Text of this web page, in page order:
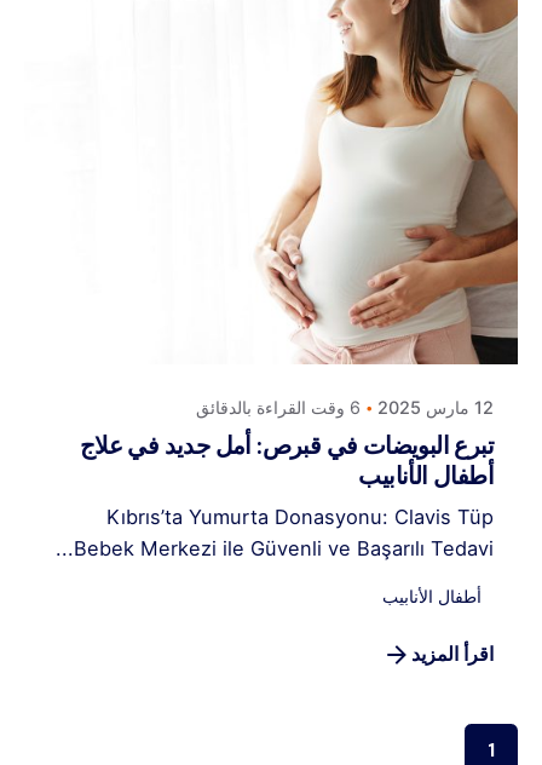
Posted by
كلافيس لأطفال الأنابيب في قبرص
12 مارس 2025 6 وقت القراءة بالدقائق
تبرع البويضات في قبرص: أمل جديد في علاج
أطفال الأنابيب
Kıbrıs’ta Yumurta Donasyonu: Clavis Tüp
Bebek Merkezi ile Güvenli ve Başarılı Tedavi...
أطفال الأنابيب
اقرأ المزيد
1